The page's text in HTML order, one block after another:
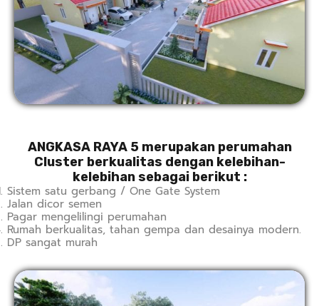
ANGKASA RAYA 5merupakan perumahan
Cluster berkualitas dengan kelebihan-
kelebihan sebagai berikut :
Sistem satu gerbang / One Gate System
Jalan dicor semen
Pagar mengelilingi perumahan
Rumah berkualitas, tahan gempa dan desainya modern.
DP sangat murah